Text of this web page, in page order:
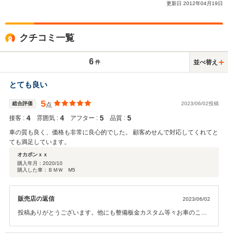
更新日 2012年04月 19日
クチコミ一覧
6 件 並べ替え
とても良い
総合評価 5点 2023/06/02投稿
接客 : 4 雰囲気 : 4 アフター : 5 品質 : 5
車の質も良く、価格も非常に良心的でした。 顧客めせんで対応してくれてと
ても満足しています。
オカポンｘｘ
購入年月： 2020/10
購入した車：ＢＭＷ M5
販売店の返信 2023/06/02
投稿ありがとうございます。他にも整備板金カスタム等々お車のこと
いたします。